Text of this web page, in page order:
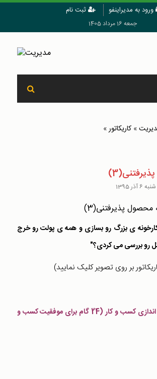
ورود به مدیراینفو ثبت نام
جمعه 16 مرداد 1405
» کاریکاتور»
شنبه 6 آذر 1395
کارخونه ی بزرگ رو بسازی و همه ی پولت رو خرج
رو بررسی می کردی؟"
بر روی تصویر کلیک نمایید)
برگرفته از کتاب راه اندازی کسب و کار (24 گام برای موفقیت کسب و